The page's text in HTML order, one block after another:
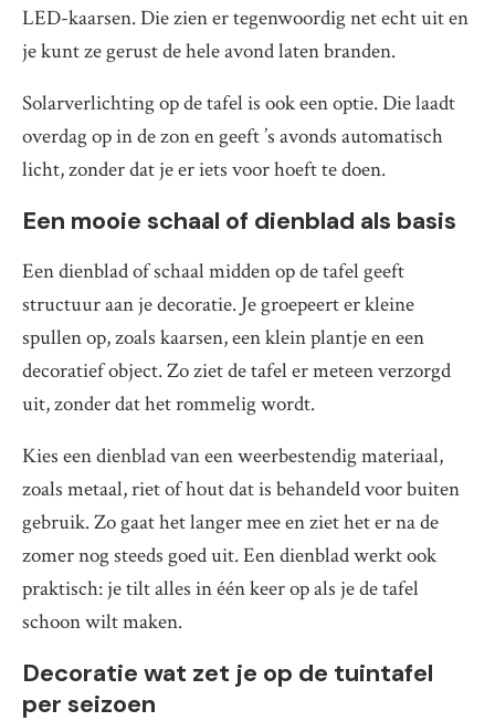
LED-kaarsen. Die zien er tegenwoordig net echt uit en
je kunt ze gerust de hele avond laten branden.
Solarverlichting op de tafel is ook een optie. Die laadt
overdag op in de zon en geeft ’s avonds automatisch
licht, zonder dat je er iets voor hoeft te doen.
Een mooie schaal of dienblad als basis
Een dienblad of schaal midden op de tafel geeft
structuur aan je decoratie. Je groepeert er kleine
spullen op, zoals kaarsen, een klein plantje en een
decoratief object. Zo ziet de tafel er meteen verzorgd
uit, zonder dat het rommelig wordt.
Kies een dienblad van een weerbestendig materiaal,
zoals metaal, riet of hout dat is behandeld voor buiten
gebruik. Zo gaat het langer mee en ziet het er na de
zomer nog steeds goed uit. Een dienblad werkt ook
praktisch: je tilt alles in één keer op als je de tafel
schoon wilt maken.
Decoratie wat zet je op de tuintafel
per seizoen